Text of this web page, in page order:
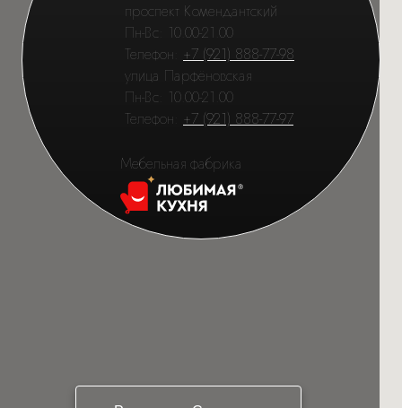
проспект Комендантский
Пн-Вс: 10.00-21.00
Телефон: +7 (921) 888-77-98
улица Парфёновская
Пн-Вс: 10.00-21.00
Телефон: +7 (921) 888-77-97
Мебельная фабрика